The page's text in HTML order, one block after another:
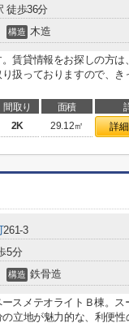
徒歩36分
構造 木造
賃貸情報をお探しの方は
扱っておりますので、
間取り 面積
2K 29.12㎡ 詳
261-3
5分
構造 鉄骨造
スメテオライトＢ棟。
立地が魅力的な、利便